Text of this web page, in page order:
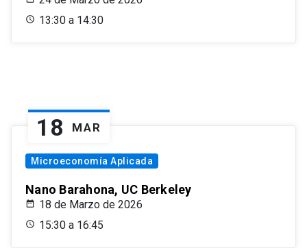
13:30 a 14:30
18 MAR
Microeconomía Aplicada
Nano Barahona, UC Berkeley
18 de Marzo de 2026
15:30 a 16:45